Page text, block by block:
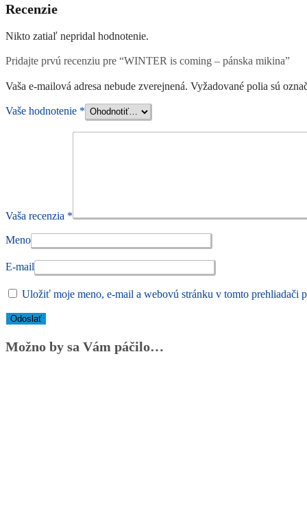
Recenzie
Nikto zatiaľ nepridal hodnotenie.
Pridajte prvú recenziu pre “WINTER is coming – pánska mikina”
Vaša e-mailová adresa nebude zverejnená. Vyžadované polia sú
Vaše hodnotenie *
Vaša recenzia *
Meno
E-mail
Uložiť moje meno, e-mail a webovú stránku v tomto prehliadači
Možno by sa Vám páčilo…